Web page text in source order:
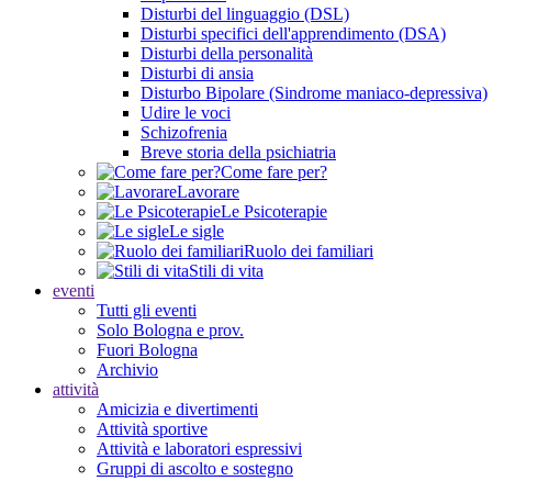
Disturbi del linguaggio (DSL)
Disturbi specifici dell'apprendimento (DSA)
Disturbi della personalità
Disturbi di ansia
Disturbo Bipolare (Sindrome maniaco-depressiva)
Udire le voci
Schizofrenia
Breve storia della psichiatria
Come fare per?
Lavorare
Le Psicoterapie
Le sigle
Ruolo dei familiari
Stili di vita
eventi
Tutti gli eventi
Solo Bologna e prov.
Fuori Bologna
Archivio
attività
Amicizia e divertimenti
Attività sportive
Attività e laboratori espressivi
Gruppi di ascolto e sostegno